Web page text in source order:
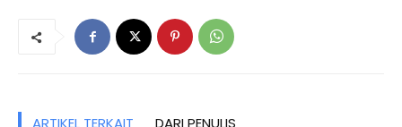
ARTIKEL TERKAIT DARI PENULIS